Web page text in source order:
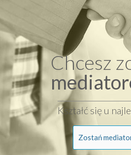
Chcesz
Kształć się u
Zostań